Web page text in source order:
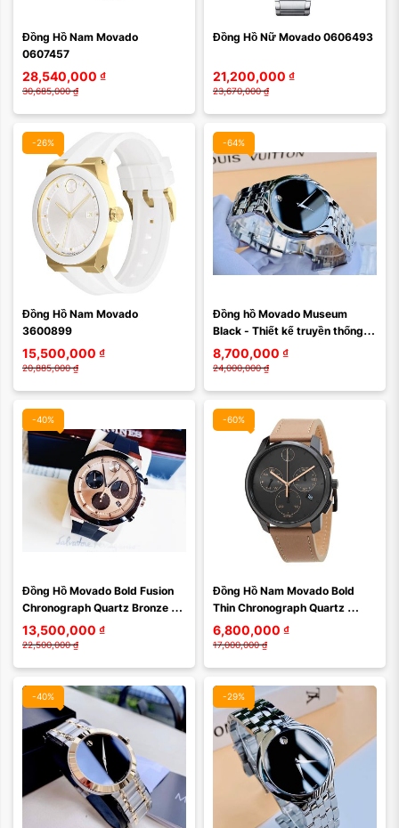
Đồng Hồ Nam Movado
0607457
28,540,000 ₫
30,685,000 ₫
Đồng Hồ Nữ Movado 0606493
21,200,000 ₫
23,670,000 ₫
-26%
Đồng Hồ Nam Movado
3600899
15,500,000 ₫
20,885,000 ₫
-64%
Đồng hồ Movado Museum
Black - Thiết kế truyền thống
tối giản đặc trưng của Movado.
8,700,000 ₫
24,000,000 ₫
-40%
Màu mặt:
Đồng Hồ Movado Bold Fusion
Chronograph Quartz Bronze
3600711 siêu đẹp dáng Hublot
cá tính với ...
13,500,000 ₫
22,500,000 ₫
-60%
Màu mặt:
Xóa
Đồng Hồ Nam Movado Bold
Thin Chronograph Quartz
Men's Watch 3600719 Màu
Đen Xám
6,800,000 ₫
17,000,000 ₫
-40%
Màu mặt:
Xóa
-29%
Màu mặt:
Xóa